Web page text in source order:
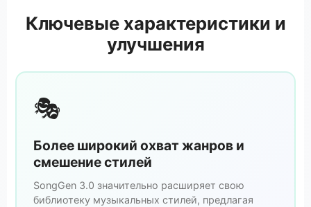
Ключевые характеристики и
улучшения
🎭
Более широкий охват жанров и
смешение стилей
SongGen 3.0 значительно расширяет свою
библиотеку музыкальных стилей, предлагая